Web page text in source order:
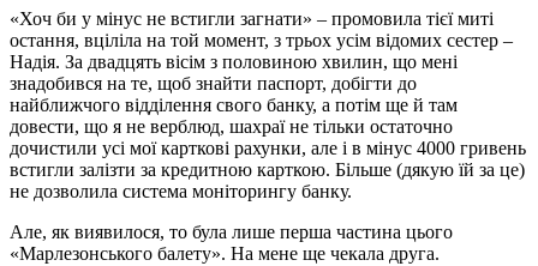
«Хоч би у мінус не встигли загнати» – промовила тієї миті
остання, вціліла на той момент, з трьох усім відомих сестер –
Надія. За двадцять вісім з половиною хвилин, що мені
знадобився на те, щоб знайти паспорт, добігти до
найближчого відділення свого банку, а потім ще й там
довести, що я не верблюд, шахраї не тільки остаточно
дочистили усі мої карткові рахунки, але і в мінус 4000 гривень
встигли залізти за кредитною карткою. Більше (дякую їй за це)
не дозволила система моніторингу банку.
Але, як виявилося, то була лише перша частина цього
«Марлезонського балету». На мене ще чекала друга.